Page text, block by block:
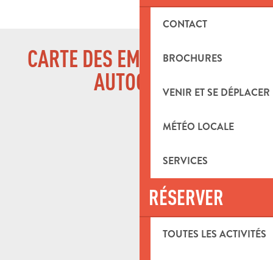
CONTACT
BROCHURES
VENIR ET SE DÉPLACER
MÉTÉO LOCALE
SERVICES
RÉSERVER
TOUTES LES ACTIVITÉS
CARTE DES EMPLACEMENTS
AUTOCARS